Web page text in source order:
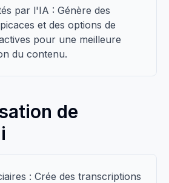
par l'IA : Génère des
et des options de
pour une meilleure
du contenu.
de
: Crée des transcriptions